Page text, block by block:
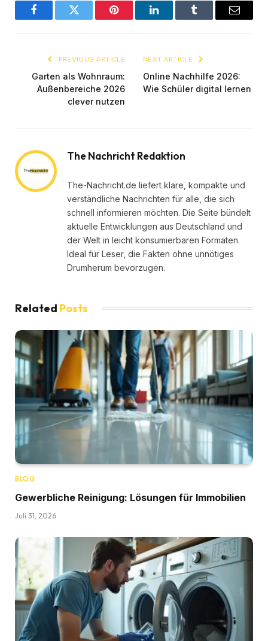
FacebookTwitter Pinterest LinkedInTumblr Email
PREVIOUS ARTICLE
Garten als Wohnraum:
Außenbereiche 2026
clever nutzen
NEXT ARTICLE
Online Nachhilfe 2026:
Wie Schüler digital lernen
The Nachricht Redaktion
The-Nachricht.de liefert klare, kompakte und
verständliche Nachrichten für alle, die sich
schnell informieren möchten. Die Seite bündelt
aktuelle Entwicklungen aus Deutschland und
der Welt in leicht konsumierbaren Formaten.
Ideal für Leser, die Fakten ohne unnötiges
Drumherum bevorzugen.
Related Posts
BLOG
Gewerbliche Reinigung: Lösungen für Immobilien
Juli 31, 2026